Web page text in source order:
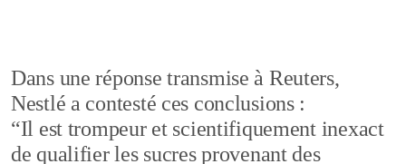
Dans une réponse transmise à Reuters,
Nestlé a contesté ces conclusions :
“Il est trompeur et scientifiquement inexact
de qualifier les sucres provenant des